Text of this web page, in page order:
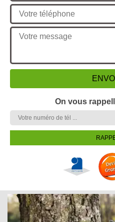
On vous